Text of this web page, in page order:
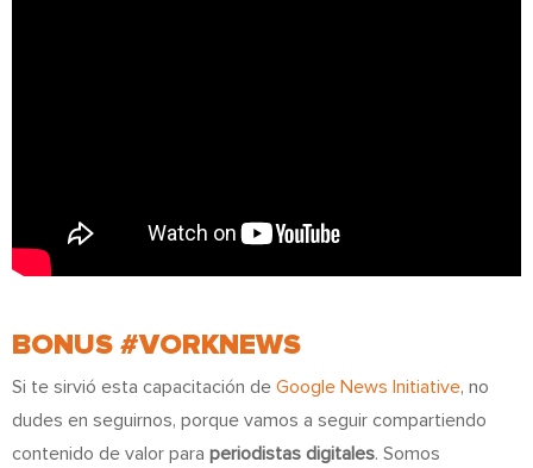
BONUS #VORKNEWS
Si te sirvió esta capacitación de Google News Initiative, no
dudes en seguirnos, porque vamos a seguir compartiendo
contenido de valor para periodistas digitales. Somos